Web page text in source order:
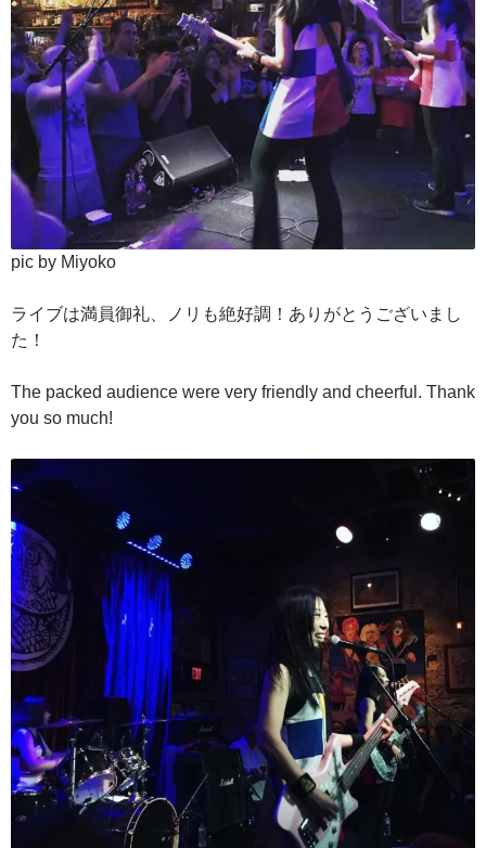
pic by Miyoko
ライブは満員御礼、ノリも絶好調！ありがとうございまし
た！
The packed audience were very friendly and cheerful. Thank
you so much!